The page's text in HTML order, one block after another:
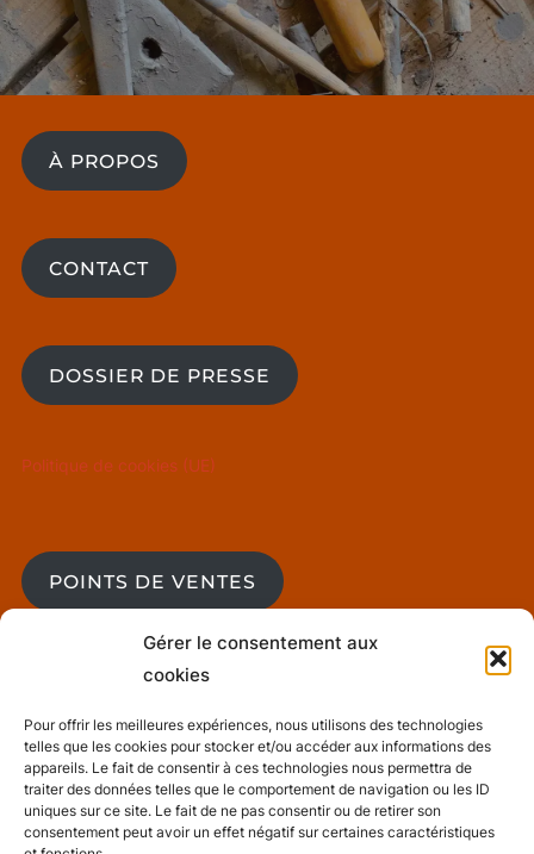
Gérer le consentement aux
cookies
Pour offrir les meilleures expériences, nous utilisons des technologies
telles que les cookies pour stocker et/ou accéder aux informations des
appareils. Le fait de consentir à ces technologies nous permettra de
traiter des données telles que le comportement de navigation ou les ID
uniques sur ce site. Le fait de ne pas consentir ou de retirer son
consentement peut avoir un effet négatif sur certaines caractéristiques
À PROPOS
CONTACT
DOSSIER DE PRESSE
Politique de cookies (UE)
POINTS DE VENTES
Mentions Légales